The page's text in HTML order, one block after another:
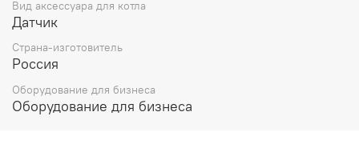
Вид аксессуара для котла
Датчик
Страна-изготовитель
Россия
Оборудование для бизнеса
Оборудование для бизнеса